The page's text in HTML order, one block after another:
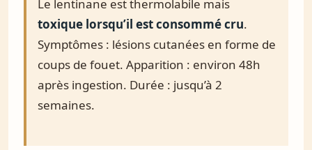
Le lentinane est thermolabile mais
toxique lorsqu’il est consommé cru.
Symptômes : lésions cutanées en forme de
coups de fouet. Apparition : environ 48h
après ingestion. Durée : jusqu’à 2
semaines.